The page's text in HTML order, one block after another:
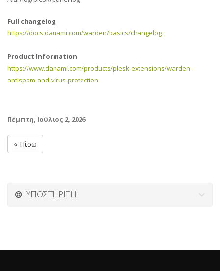
Full changelog
https://docs.danami.com/warden/basics/changelog
Product Information
https://www.danami.com/products/plesk-extensions/warden-
antispam-and-virus-protection
Πέμπτη, Ιούλιος 2, 2026
« Πίσω
ΥΠΟΣΤΉΡΙΞΗ